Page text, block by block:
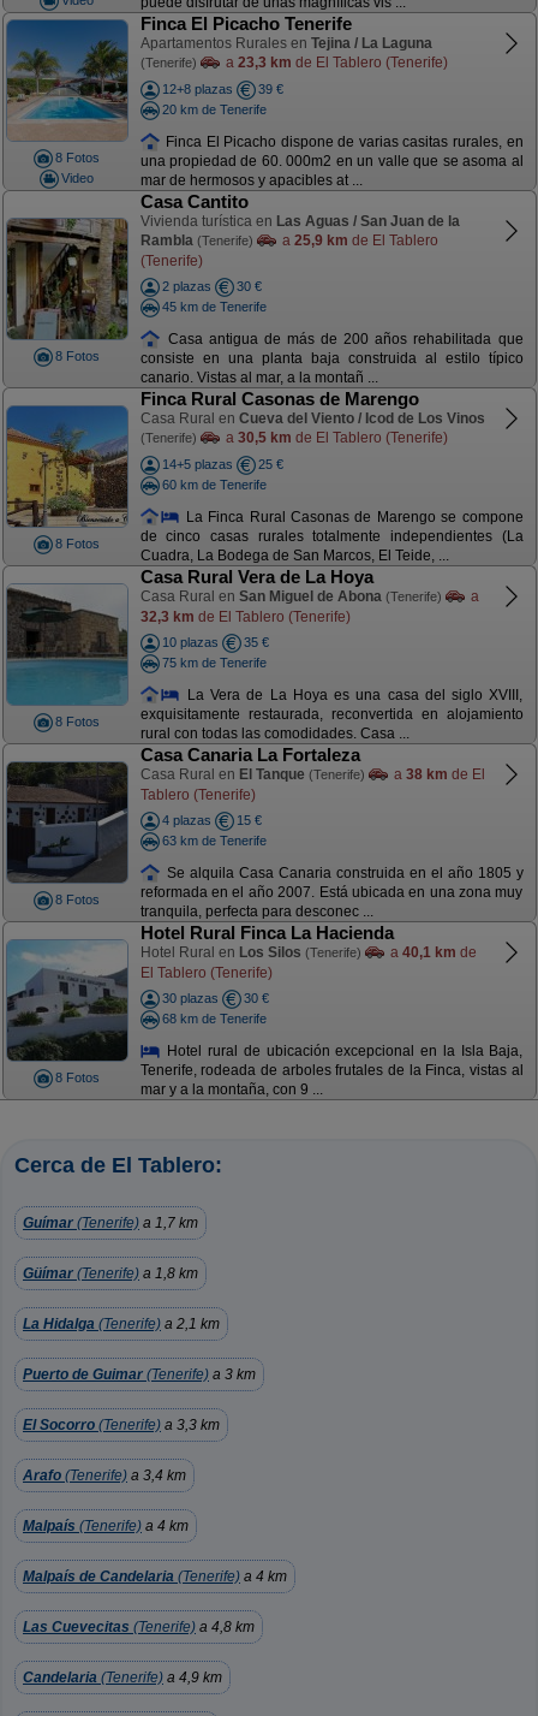
8 Fotos
Video
Finca El Picacho Tenerife
Apartamentos Rurales en Tejina / La Laguna
(Tenerife) a 23,3 km de El Tablero (Tenerife)
12+8 plazas
39 €
20 km de Tenerife
Finca El Picacho dispone de varias casitas rurales, en
una propiedad de 60. 000m2 en un valle que se asoma al
mar de hermosos y apacibles at ...
8 Fotos
Casa Cantito
Vivienda turística en Las Aguas / San Juan de la
Rambla (Tenerife) a 25,9 km de El Tablero
(Tenerife)
2 plazas
30 €
45 km de Tenerife
Casa antigua de más de 200 años rehabilitada que
consiste en una planta baja construida al estilo típico
canario. Vistas al mar, a la montañ ...
8 Fotos
Finca Rural Casonas de Marengo
Casa Rural en Cueva del Viento / Icod de Los Vinos
(Tenerife) a 30,5 km de El Tablero (Tenerife)
14+5 plazas
25 €
60 km de Tenerife
La Finca Rural Casonas de Marengo se compone
de cinco casas rurales totalmente independientes (La
Cuadra, La Bodega de San Marcos, El Teide, ...
8 Fotos
Casa Rural Vera de La Hoya
Casa Rural en San Miguel de Abona (Tenerife)
a
32,3 km de El Tablero (Tenerife)
10 plazas
35 €
75 km de Tenerife
La Vera de La Hoya es una casa del siglo XVIII,
exquisitamente restaurada, reconvertida en alojamiento
rural con todas las comodidades. Casa ...
8 Fotos
Casa Canaria La Fortaleza
Casa Rural en El Tanque (Tenerife) a 38 km de El
Tablero (Tenerife)
4 plazas
15 €
63 km de Tenerife
Se alquila Casa Canaria construida en el año 1805 y
reformada en el año 2007. Está ubicada en una zona muy
tranquila, perfecta para desconec ...
8 Fotos
Hotel Rural Finca La Hacienda
Hotel Rural en Los Silos (Tenerife) a 40,1 km de
El Tablero (Tenerife)
30 plazas
30 €
68 km de Tenerife
Hotel rural de ubicación excepcional en la Isla Baja,
Tenerife, rodeada de arboles frutales de la Finca, vistas al
mar y a la montaña, con 9 ...
Cerca de El Tablero:
Guímar (Tenerife) a 1,7 km
Güímar (Tenerife) a 1,8 km
La Hidalga (Tenerife) a 2,1 km
Puerto de Guimar (Tenerife) a 3 km
El Socorro (Tenerife) a 3,3 km
Arafo (Tenerife) a 3,4 km
Malpaís (Tenerife) a 4 km
Malpaís de Candelaria (Tenerife) a 4 km
Las Cuevecitas (Tenerife) a 4,8 km
Candelaria (Tenerife) a 4,9 km